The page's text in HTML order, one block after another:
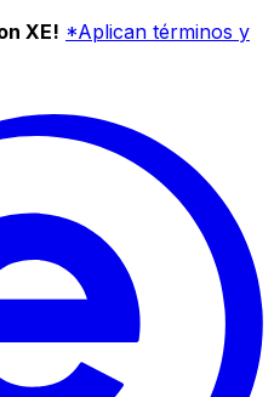
XE! *Aplican términos y